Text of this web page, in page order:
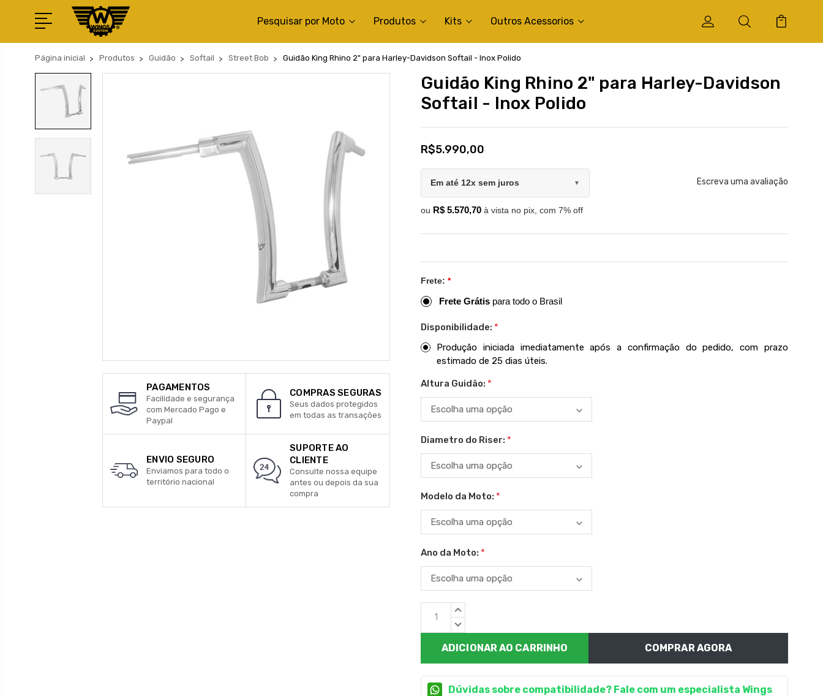
Pesquisar por Moto Produtos Kits Outros Acessorios
Página inicial Produtos Guidão Softail Street Bob Guidão King Rhino 2" para Harley-Davidson Softail - Inox Polido
PAGAMENTOS
Facilidade e segurança
com Mercado Pago e
Paypal
COMPRAS SEGURAS
Seus dados protegidos
em todas as transações
ENVIO SEGURO
Enviamos para todo o
território nacional
SUPORTE AO
CLIENTE
Consulte nossa equipe
antes ou depois da sua
compra
Guidão King Rhino 2" para Harley-Davidson
Softail - Inox Polido
R$5.990,00
Em até 12x sem juros ▼
ou R$ 5.570,70 à vista no pix, com 7% off
Escreva uma avaliação
Frete: *
Frete Grátis para todo o Brasil
Disponibilidade: *
Produção iniciada imediatamente após a confirmação do pedido, com prazo
estimado de 25 dias úteis.
Altura Guidão: *
Diametro do Riser: *
Modelo da Moto: *
Ano da Moto: *
Estoque
atual:
QUANTIDADE
QUANTIDADE
COMPRAR AGORA
Dúvidas sobre compatibilidade? Fale com um especialista Wings